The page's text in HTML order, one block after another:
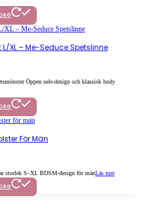
XL – Me-Seduce Spetslinne
Öppen sele-design och klassisk body
För Män
storlek S–XL BDSM-design för mänLäs mer